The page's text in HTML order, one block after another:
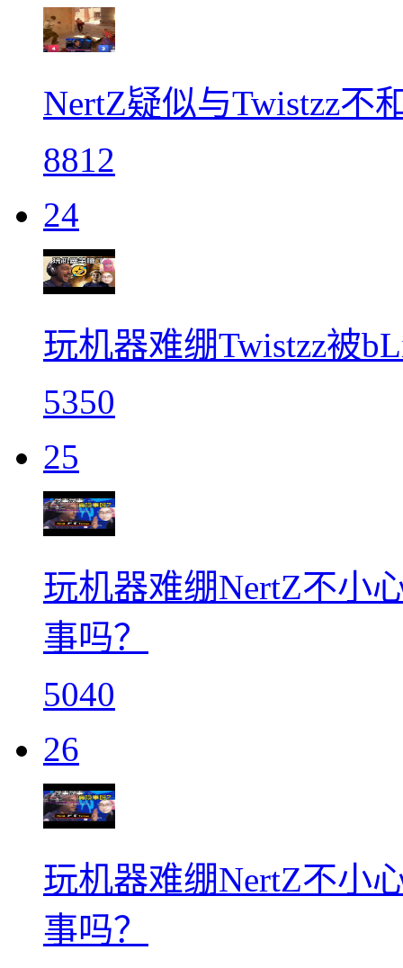
NertZ疑似与Twistzz不
8812
24
玩机器难绷Twistzz被
5350
25
玩机器难绷NertZ不小
事吗？
5040
26
玩机器难绷NertZ不小
事吗？